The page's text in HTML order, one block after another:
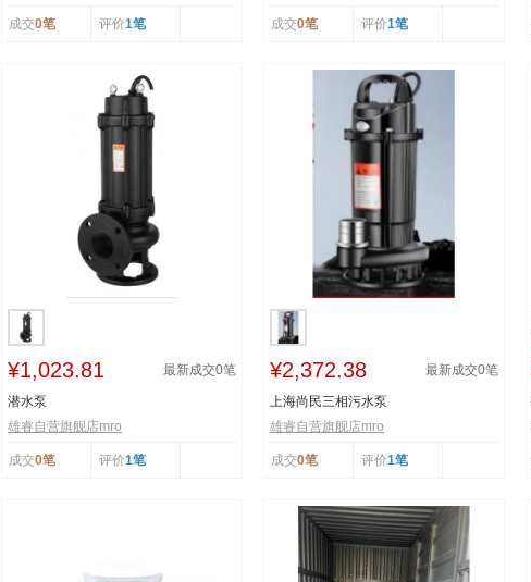
成交0笔 评价1笔 成交0笔 评价1笔
¥1,023.81 最新成交0笔
潜水泵
雄睿自营旗舰店mro
成交0笔 评价1笔
¥2,372.38 最新成交0笔
上海尚民三相污水泵
雄睿自营旗舰店mro
成交0笔 评价1笔